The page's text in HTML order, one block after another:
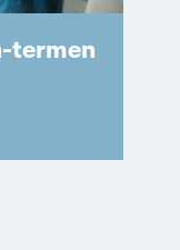
termen